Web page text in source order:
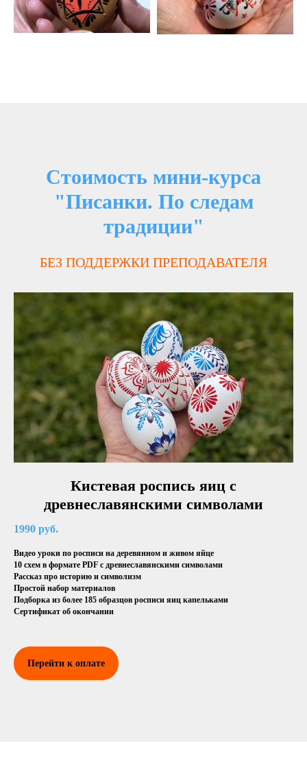
Стоимость мини-курса
"Писанки. По следам
традиции"
БЕЗ ПОДДЕРЖКИ ПРЕПОДАВАТЕЛЯ
Кистевая роспись яиц с
древнеславянскими символами
1990 руб.
Видео уроки по росписи на деревянном и живом яйце
10 схем в формате PDF с древнеславянскими символами
Рассказ про историю и символизм
Простой набор материалов
Подборка из более 185 образцов росписи яиц капельками
Сертификат об окончании
Перейти к оплате